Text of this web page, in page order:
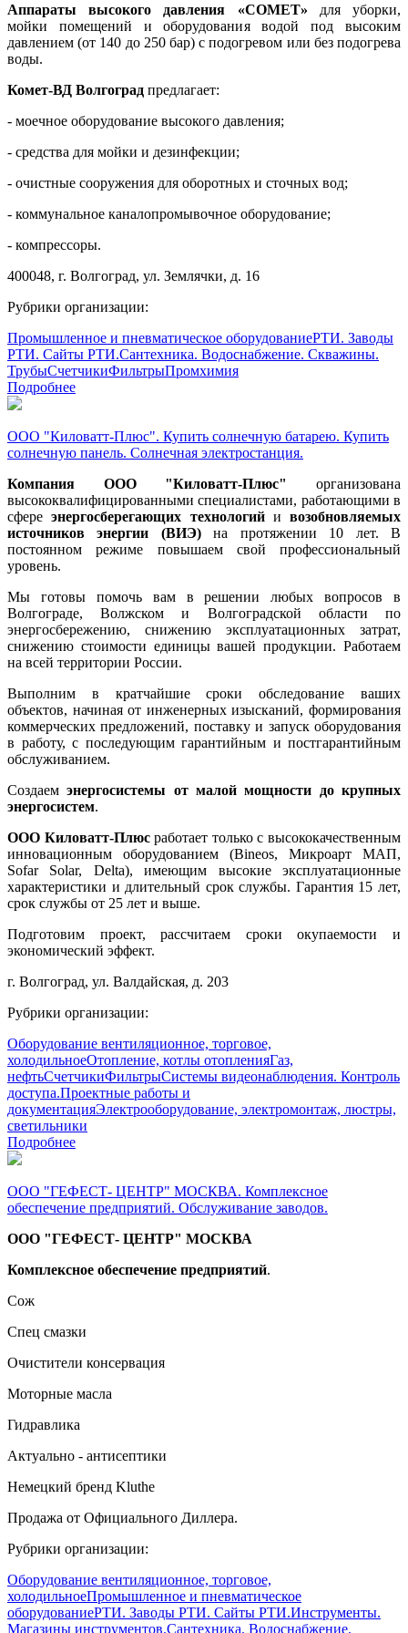
Аппараты высокого давления «СОМЕТ» для уборки,
мойки помещений и оборудования водой под высоким
давлением (от 140 до 250 бар) с подогревом или без подогрева
воды.
Комет-ВД Волгоград предлагает:
- моечное оборудование высокого давления;
- средства для мойки и дезинфекции;
- очистные сооружения для оборотных и сточных вод;
- коммунальное каналопромывочное оборудование;
- компрессоры.
400048, г. Волгоград, ул. Землячки, д. 16
Рубрики организации:
Промышленное и пневматическое оборудованиеРТИ. Заводы
РТИ. Сайты РТИ.Сантехника. Водоснабжение. Скважины.
ТрубыСчетчикиФильтрыПромхимия
Подробнее
ООО "Киловатт-Плюс". Купить солнечную батарею. Купить
солнечную панель. Солнечная электростанция.
Компания ООО "Киловатт-Плюс"
организована
высококвалифицированными специалистами, работающими в
сфереэнергосберегающих технологийи возобновляемых
источников энергии (ВИЭ)на протяжении 10 лет. В
постоянном режиме повышаем свой профессиональный
уровень.
Мы готовы помочь вам в решении любых вопросов в
Волгограде, Волжском и Волгоградской области по
энергосбережению, снижению эксплуатационных затрат,
снижению стоимости единицы вашей продукции. Работаем
на всей территории России.
Выполним в кратчайшие сроки обследование ваших
объектов, начиная от инженерных изысканий, формирования
коммерческих предложений, поставку и запуск оборудования
в работу, с последующим гарантийным и постгарантийным
обслуживанием.
Создаемэнергосистемы от малой мощности до крупных
энергосистем.
ООО Киловатт-Плюсработает только с высококачественным
инновационным оборудованием (Bineos, Микроарт МАП,
Sofar Solar, Delta), имеющим высокие эксплуатационные
характеристики и длительный срок службы. Гарантия 15 лет,
срок службы от 25 лет и выше.
Подготовим проект, рассчитаем сроки окупаемости и
экономический эффект.
г. Волгоград, ул. Валдайская, д. 203
Рубрики организации:
Оборудование вентиляционное, торговое,
холодильноеОтопление, котлы отопленияГаз,
нефтьСчетчикиФильтрыСистемы видеонаблюдения. Контроль
доступа.Проектные работы и
документацияЭлектрооборудование, электромонтаж, люстры,
светильники
Подробнее
ООО "ГЕФЕСТ- ЦЕНТР" МОСКВА. Комплексное
обеспечение предприятий. Обслуживание заводов.
ООО "ГЕФЕСТ- ЦЕНТР" МОСКВА
Комплексное обеспечение предприятий.
Сож
Спец смазки
Очистители консервация
Моторные масла
Гидравлика
Актуально - антисептики
Немецкий бренд Kluthe
Продажа от Официального Диллера.
Рубрики организации:
Оборудование вентиляционное, торговое,
холодильноеПромышленное и пневматическое
оборудованиеРТИ. Заводы РТИ. Сайты РТИ.Инструменты.
Магазины инструментов.Сантехника. Водоснабжение.